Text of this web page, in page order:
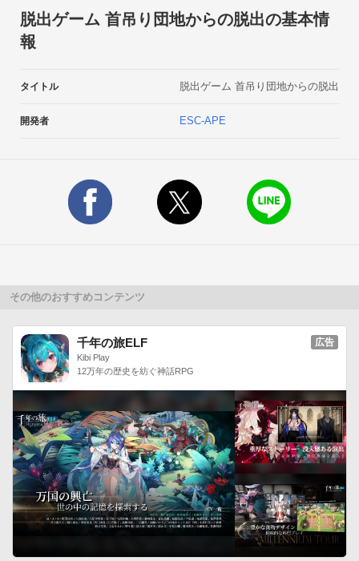
＊脱出ゲーム初心者～上級者まで楽しめるよう、操作もシンプ
ルで簡単です！
＊音（怨霊）ありでのプレイをオススメします！⇒「首吊り団
＊仲間たちと力を合わせ、密室（団地）から脱出しましょう。
かも？
＊幽霊やホラー系などの怖い脱出ゲームが好きな方
＊推理ゲームが好きな（自称）名探偵！
＊アドベンチャーゲームやラノベや小説などの読み物系が好き
＊就寝前のちょっとした暇潰しに。⇒注意事項
プリ側は一切関与しておりません。
＊攻略方法については、一切お答えできません。
＊当アプリの動作が不安定な場合、お使いの端末で起動中の別
アプリを停止することで、症状が軽くなる可能性があります。
⇒音楽/効果音
ポケットサウンド　http://pocket-se.info/
魔王魂　http://maoudamashii.jokersounds.com/
びたちー素材館 http://www.vita-chi.net/sozai1.htm
脱出ゲーム 首吊り団地からの脱出の基本情
報
タイトル 脱出ゲーム 首吊り団地からの脱出
開発者 ESC-APE
その他のおすすめコンテンツ
千年の旅ELF
Kibi Play
12万年の歴史を紡ぐ神話RPG
広告